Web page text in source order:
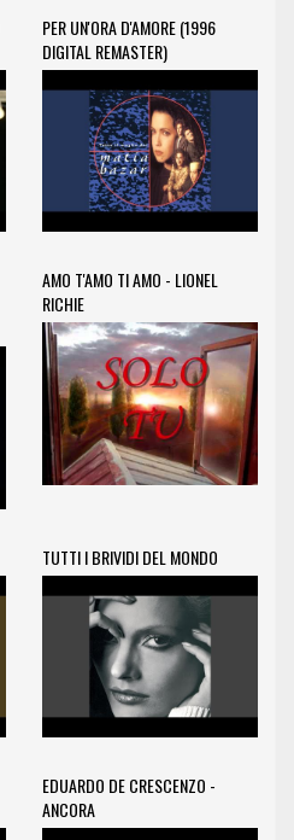
PER UN'ORA D'AMORE (1996
DIGITAL REMASTER)
AMO T'AMO TI AMO - LIONEL
RICHIE
TUTTI I BRIVIDI DEL MONDO
EDUARDO DE CRESCENZO -
ANCORA